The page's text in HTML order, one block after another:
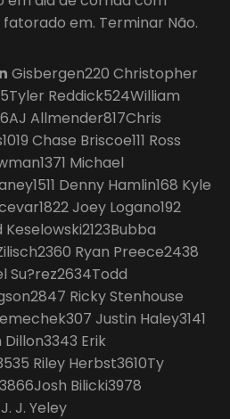
em. Terminar Não.
Gisbergen220 Christopher
Reddick524William
Allmender817Chris
Chase Briscoe111 Ross
Michael
Denny Hamlin168 Kyle
Joey Logano192
Ryan Preece2438
Su?rez2634Todd
Ricky Stenhouse
Justin Haley3141
Erik
Riley Herbst3610Ty
Bilicki3978
J. Yeley